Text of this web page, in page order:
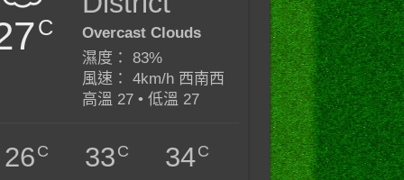
C
Overcast Clouds
濕度： 83%
風速： 4km/h 西南西
高溫 27 • 低溫 27
26C 33C 34C